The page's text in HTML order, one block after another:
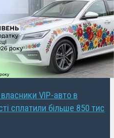
VIP-авто в
сплатили більше 850 тис